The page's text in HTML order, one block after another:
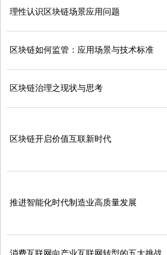
理性认识区块链场景应用问题
区块链如何监管：应用场景与技术标准
区块链治理之现状与思考
区块链开启价值互联新时代
推进智能化时代制造业高质量发展